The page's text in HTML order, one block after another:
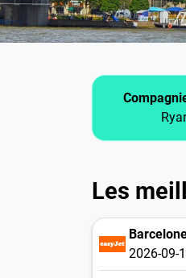
Les
2026-09-